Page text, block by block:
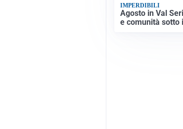
IMPERDIBILI
Agosto in Val
e comunità sotto